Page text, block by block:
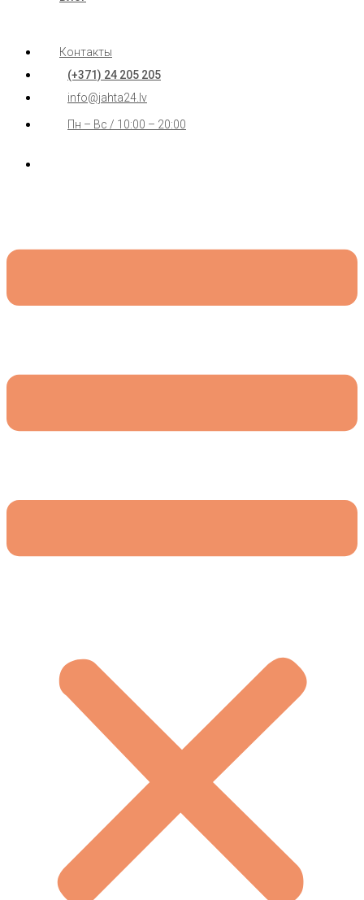
Контакты
(+371) 24 205 205
info@jahta24.lv
Пн – Вс / 10:00 – 20:00